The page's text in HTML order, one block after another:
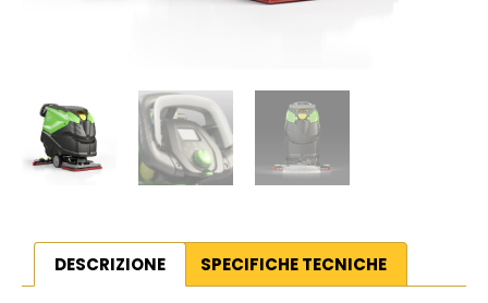
DESCRIZIONE SPECIFICHE TECNICHE